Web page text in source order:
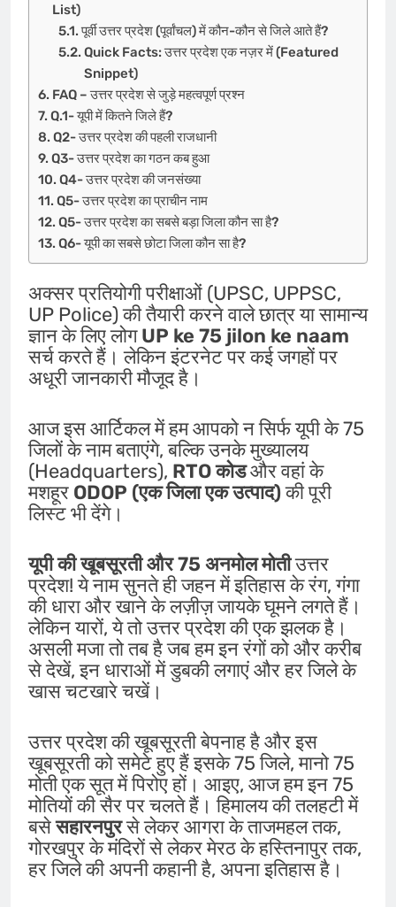
List)
पूर्वी उत्तर प्रदेश (पूर्वांचल) में कौन-कौन से जिले आते हैं?
Quick Facts: उत्तर प्रदेश एक नज़र में (Featured
Snippet)
FAQ – उत्तर प्रदेश से जुड़े महत्वपूर्ण प्रश्न
Q.1- यूपी में कितने जिले हैं?
Q2- उत्तर प्रदेश की पहली राजधानी
Q3- उत्तर प्रदेश का गठन कब हुआ
Q4- उत्तर प्रदेश की जनसंख्या
Q5- उत्तर प्रदेश का प्राचीन नाम
Q5- उत्तर प्रदेश का सबसे बड़ा जिला कौन सा है?
Q6- यूपी का सबसे छोटा जिला कौन सा है?
अक्सर प्रतियोगी परीक्षाओं (UPSC, UPPSC,
UP Police) की तैयारी करने वाले छात्र या सामान्य
ज्ञान के लिए लोगUP ke 75 jilon ke naam
सर्च करते हैं। लेकिन इंटरनेट पर कई जगहों पर
अधूरी जानकारी मौजूद है।
आज इस आर्टिकल में हम आपको न सिर्फ यूपी के 75
जिलों के नाम बताएंगे, बल्कि उनके मुख्यालय
(Headquarters), RTO कोडऔर वहां के
मशहूर ODOP (एक जिला एक उत्पाद)की पूरी
लिस्ट भी देंगे।
यूपी की खूबसूरती और 75 अनमोल मोतीउत्तर
प्रदेश! ये नाम सुनते ही जहन में इतिहास के रंग, गंगा
की धारा और खाने के लज़ीज़ जायके घूमने लगते हैं।
लेकिन यारों, ये तो उत्तर प्रदेश की एक झलक है।
असली मजा तो तब है जब हम इन रंगों को और करीब
से देखें, इन धाराओं में डुबकी लगाएं और हर जिले के
खास चटखारे चखें।
उत्तर प्रदेश की खूबसूरती बेपनाह है और इस
खूबसूरती को समेटे हुए हैं इसके 75 जिले, मानो 75
मोती एक सूत में पिरोए हों। आइए, आज हम इन 75
मोतियों की सैर पर चलते हैं। हिमालय की तलहटी में
बसेसहारनपुरसे लेकर आगरा के ताजमहल तक,
गोरखपुर के मंदिरों से लेकर मेरठ के हस्तिनापुर तक,
हर जिले की अपनी कहानी है, अपना इतिहास है।